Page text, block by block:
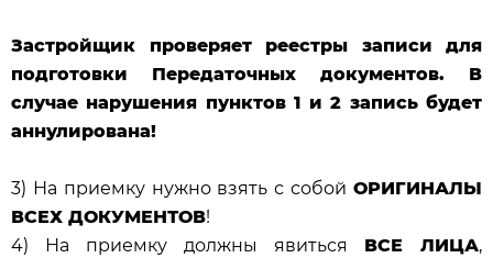
Застройщик проверяет реестры записи для
подготовки Передаточных документов. В
случае нарушения пунктов 1 и 2 запись будет
аннулирована!
3) На приемку нужно взять с собой ОРИГИНАЛЫ
ВСЕХ ДОКУМЕНТОВ!
4) На приемку должны явиться ВСЕ ЛИЦА,